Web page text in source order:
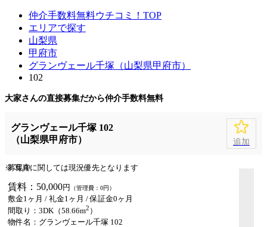
仲介手数料無料ウチコミ！TOP
エリアで探す
山梨県
甲府市
グランヴェール千塚（山梨県甲府市）
102
大家さんの直接募集だから仲介手数料無料
グランヴェール千塚 102
（山梨県甲府市）
追加
募集中
※ 写真に関しては現況優先となります
賃料：50,000円 （管理費：0円）
敷金1ヶ月 / 礼金1ヶ月 /保証金0ヶ月
間取り：3DK（58.66m2 ）
物件名：グランヴェール千塚 102